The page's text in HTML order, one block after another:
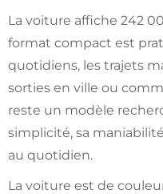
La voiture affiche 242
format compact est
quotidiens, les trajets
sorties en ville ou
reste un modèle
simplicité, sa
au quotidien.
La voiture est de